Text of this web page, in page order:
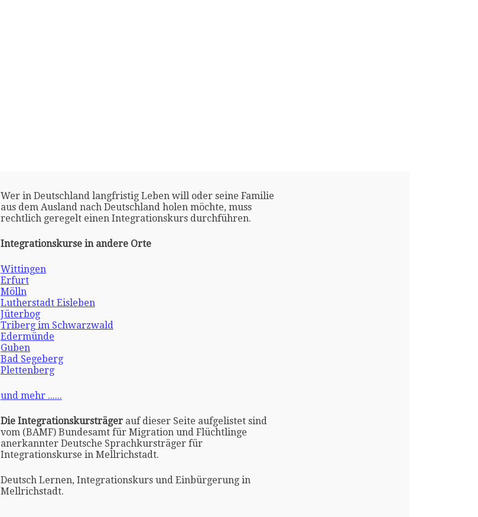
Wer in Deutschland langfristig Leben will oder seine Familie
aus dem Ausland nach Deutschland holen möchte, muss
rechtlich geregelt einen Integrationskurs durchführen.
Integrationskurse in andere Orte
Wittingen
Erfurt
Mölln
Lutherstadt Eisleben
Jüterbog
Triberg im Schwarzwald
Edermünde
Guben
Bad Segeberg
Plettenberg
und mehr ......
Die Integrationskursträgerauf dieser Seite aufgelistet sind
vom (BAMF) Bundesamt für Migration und Flüchtlinge
anerkannter Deutsche Sprachkursträger für
Integrationskurse in Mellrichstadt.
Deutsch Lernen, Integrationskurs und Einbürgerung in
Mellrichstadt.